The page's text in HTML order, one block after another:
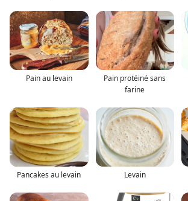
Pain au levain
Pain protéiné sans
farine
Pancakes au levain Levain